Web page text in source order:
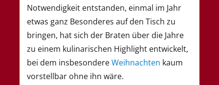
Notwendigkeit entstanden, einmal im Jahr
etwas ganz Besonderes auf den Tisch zu
bringen, hat sich der Braten über die Jahre
zu einem kulinarischen Highlight entwickelt,
bei dem insbesondereWeihnachten kaum
vorstellbar ohne ihn wäre.